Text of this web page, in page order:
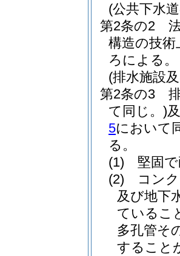
(公共下水
第2条の2
構造の技
ろによる。
(排水施設
第2条の3
て同じ。)
5において
る。
(1)
堅固
(2)
コン
及び地下
ているこ
多孔管そ
すること